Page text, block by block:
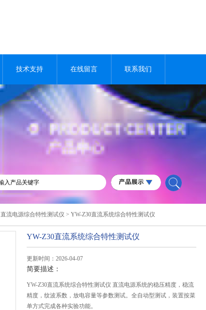
技术支持 在线留言 联系我们
直流电源综合特性测试仪 > YW-Z30直流系统综合特性测试仪
YW-Z30直流系统综合特性测试仪
更新时间：2026-04-07
简要描述：
YW-Z30直流系统综合特性测试仪 直流电源系统的稳压精度，稳流
精度，纹波系数，放电容量等参数测试。全自动型测试，装置按菜
单方式完成各种实验功能。